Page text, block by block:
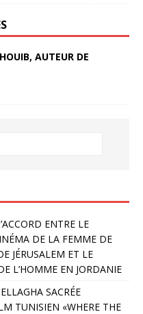
AUTEUR DE
ENTRE LE
DE LA FEMME DE
JÉRUSALEM ET LE
L’HOMME EN JORDANIE
SACRÉE
TUNISIEN «WHERE THE